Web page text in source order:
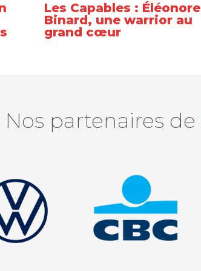
Les Capables : Éléonore
Binard, une warrior au
grand cœur
Nos partenaires de